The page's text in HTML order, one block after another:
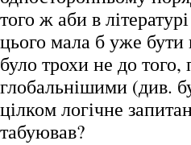
того ж аби в
цього мала б уже бути
було трохи не до
глобальнішими (див.
цілком логічне
табуював?